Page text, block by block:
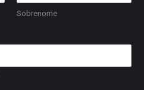
Sobrenome